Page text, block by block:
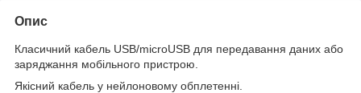
Опис
Класичний кабель USB/microUSB для передавання даних або
заряджання мобільного пристрою.
Якісний кабель у нейлоновому обплетенні.